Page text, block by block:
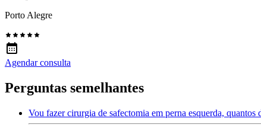
Porto Alegre
Agendar consulta
Perguntas semelhantes
Vou fazer cirurgia de safectomia em perna esquerda,